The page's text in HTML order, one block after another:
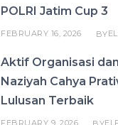
POLRI Jatim Cup 3
FEBRUARY 16, 2026 BY
Aktif Organisasi
Naziyah Cahya
Lulusan Terbaik
FEBRUARY 9, 2026